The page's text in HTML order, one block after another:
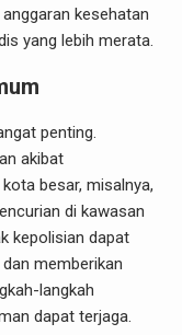
kesehatan
yang lebih merata.
penting.
akibat
besar, misalnya,
di kawasan
kepolisian dapat
memberikan
langkah
dapat terjaga.